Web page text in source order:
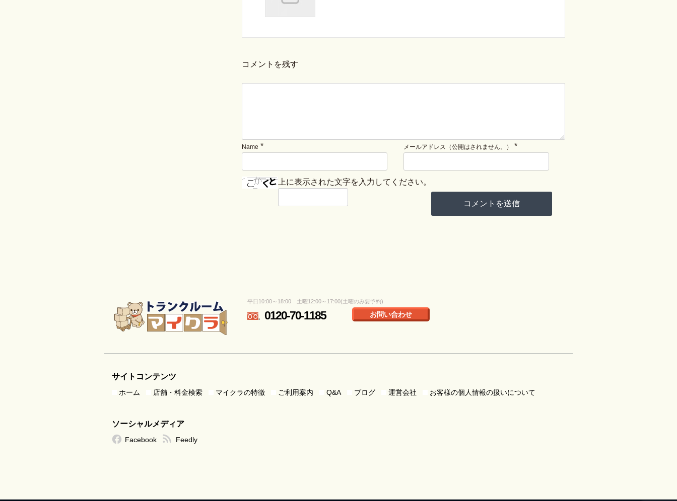
コメントを残す
Name * メールアドレス（公開はされません。） *
上に表示された文字を入力してください。
平日10:00～18:00 土曜12:00～17:00(土曜のみ要予約)
0120-70-1185 お問い合わせ
サイトコンテンツ
ホーム 店舗・料金検索 マイクラの特徴 ご利用案内 Q&A ブログ 運営会社 お客様の個人情報の扱いについて
ソーシャルメディア
Facebook Feedly